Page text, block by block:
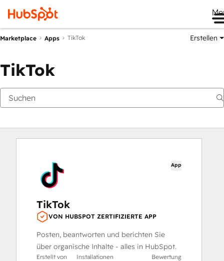
Marketplace Apps TikTok Erstellen
TikTok
App
TikTok
VON HUBSPOT ZERTIFIZIERTE APP
Posten, beantworten und berichten Sie
über organische Inhalte - alles in HubSpot.
Erstellt von Installationen Bewertung